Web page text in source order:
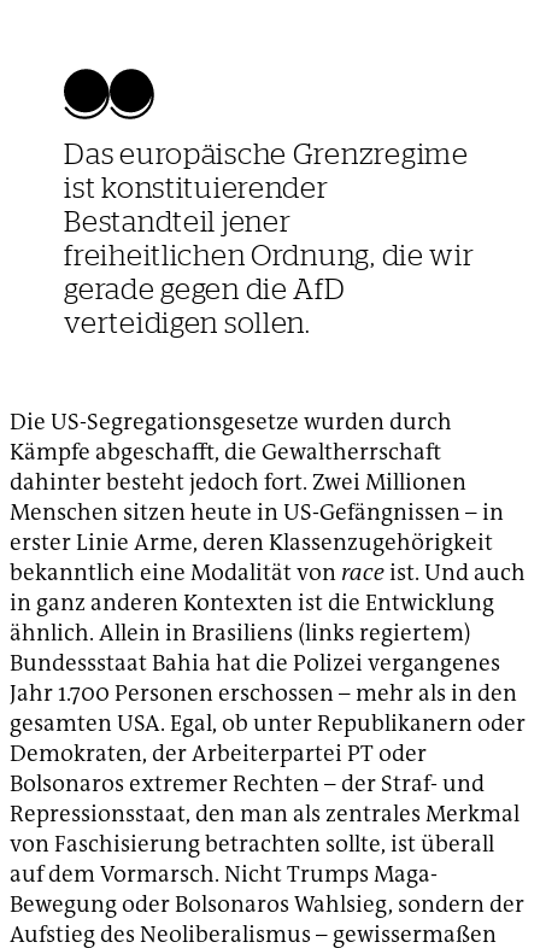
Das europäische Grenzregime
ist konstituierender
Bestandteil jener
freiheitlichen Ordnung, die wir
gerade gegen die AfD
verteidigen sollen.
Die US-Segregationsgesetze wurden durch
Kämpfe abgeschafft, die Gewaltherrschaft
dahinter besteht jedoch fort. Zwei Millionen
Menschen sitzen heute in US-Gefängnissen – in
erster Linie Arme, deren Klassenzugehörigkeit
bekanntlich eine Modalität von raceist. Und auch
in ganz anderen Kontexten ist die Entwicklung
ähnlich. Allein in Brasiliens (links regiertem)
Bundessstaat Bahia hat die Polizei vergangenes
Jahr 1.700 Personen erschossen – mehr als in den
gesamten USA. Egal, ob unter Republikanern oder
Demokraten, der Arbeiterpartei PT oder
Bolsonaros extremer Rechten – der Straf- und
Repressionsstaat, den man als zentrales Merkmal
von Faschisierung betrachten sollte, ist überall
auf dem Vormarsch. Nicht Trumps Maga-
Bewegung oder Bolsonaros Wahlsieg, sondern der
Aufstieg des Neoliberalismus – gewissermaßen